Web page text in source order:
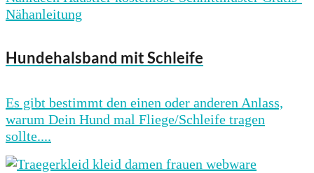
Hundehalsband mit Schleife
Es gibt bestimmt den einen oder anderen Anlass,
warum Dein Hund mal Fliege/Schleife tragen
sollte....